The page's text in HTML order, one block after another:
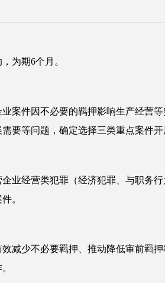
为期6个月。
件因不必要的羁押影响生产经营
要等问题，确定选择三类重点案件
业经营类犯罪（经济犯罪、与职务
。
减少不必要羁押、推动降低审前羁